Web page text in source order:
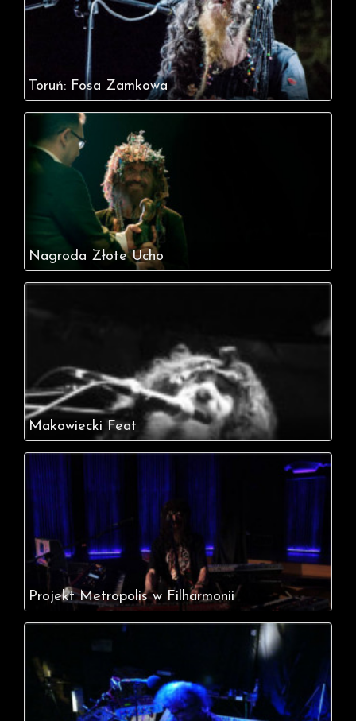
Toruń: Fosa Zamkowa
Nagroda Złote Ucho
Makowiecki Feat
Projekt Metropolis w Filharmonii